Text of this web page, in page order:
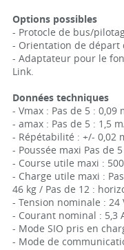
Options possibles
- Protocle de bus/
- Orientation de départ
- Adaptateur pour le
Link.
Données techniques
- Vmax : Pas de 5 : 0,09
- amax : Pas de 5 : 1,5
- Répétabilité : +/- 0,02
- Poussée maxi Pas de
- Course utile maxi :
- Charge utile maxi :
46 kg / Pas de 12 :
- Tension nominale : 24
- Courant nominal : 5,3
- Mode SIO pris en
- Mode de